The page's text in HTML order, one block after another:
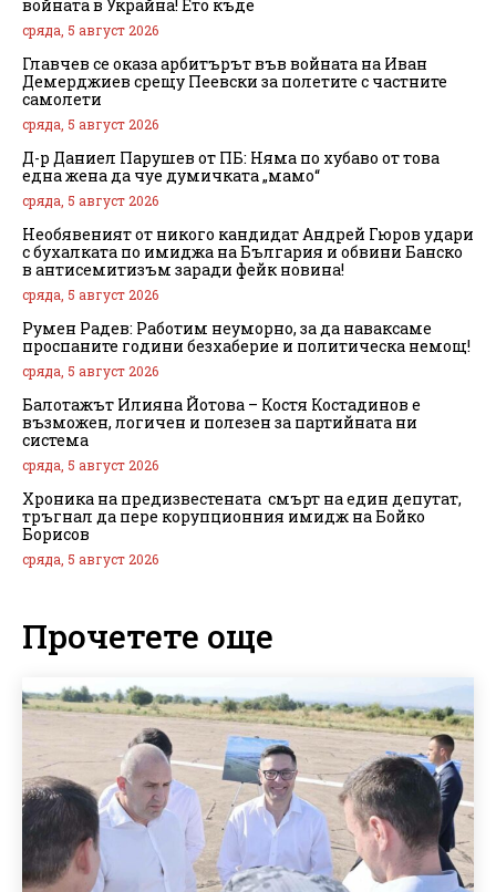
войната в Украйна! Ето къде
сряда, 5 август 2026
Главчев се оказа арбитърът във войната на Иван
Демерджиев срещу Пеевски за полетите с частните
самолети
сряда, 5 август 2026
Д-р Даниел Парушев от ПБ: Няма по хубаво от това
една жена да чуе думичката „мамо“
сряда, 5 август 2026
Необявеният от никого кандидат Андрей Гюров удари
с бухалката по имиджа на България и обвини Банско
в антисемитизъм заради фейк новина!
сряда, 5 август 2026
Румен Радев: Работим неуморно, за да наваксаме
проспаните години безхаберие и политическа немощ!
сряда, 5 август 2026
Балотажът Илияна Йотова – Костя Костадинов е
възможен, логичен и полезен за партийната ни
система
сряда, 5 август 2026
Хроника на предизвестената смърт на един депутат,
тръгнал да пере корупционния имидж на Бойко
Борисов
сряда, 5 август 2026
Прочетете още